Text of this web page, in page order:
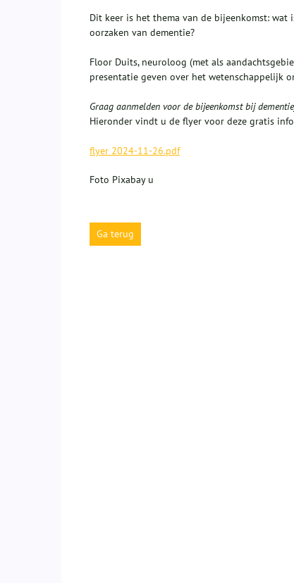
Dit keer is het thema van de bijeenkomst: wat
oorzaken van dementie?
Floor Duits, neuroloog (met als
presentatie geven over het wetenschappelijk
Graag aanmelden voor de bijeenkomst bij
Hieronder vindt u de flyer voor deze gratis
flyer 2024-11-26.pdf
Foto Pixabay u
Ga terug